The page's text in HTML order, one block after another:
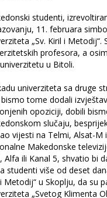
studenti,
11. februara
„Sv. Kiril i
profesora, a
u Bitoli.
univerziteta sa druge
tome dodali
opoziciji, dobili
slučaju,
vijesti na Telmi, Alsat-
Makedonske
Alfa ili Kanal 5, shvatio bi
studenti više od deset
Metodij“ u Skoplju, da su
„Svetog Klimenta